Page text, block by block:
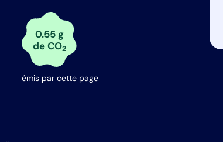
0.55 g
de CO2
émis par cette page